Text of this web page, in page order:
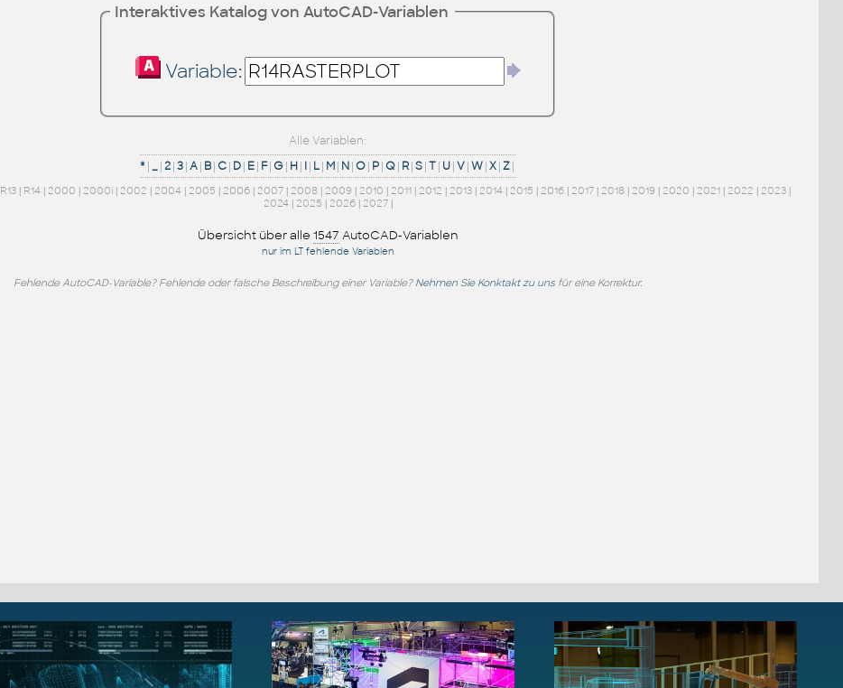
Interaktives Katalog von AutoCAD-Variablen
Variable:
Alle Variablen:
* | _ |2 |3 |A | B |C | D | E | F |G | H | I | L | M | N |O | P |Q | R |S |T | U |V |W |X |Z |
R13 | R14 | 2000 | 2000i | 2002 | 2004 | 2005 | 2006 | 2007 | 2008 | 2009 | 2010 | 2011 | 2012 | 2013 | 2014 | 2015 | 2016 | 2017 | 2018 | 2019 | 2020 | 2021 | 2022 | 2023 |
2024| 2025 | 2026| 2027|
Übersicht über alle 1547 AutoCAD-Variablen
nur im LT fehlende Variablen
Fehlende AutoCAD-Variable? Fehlende oder falsche Beschreibung einer Variable? Nehmen Sie Konktakt zu uns für eine Korrektur.